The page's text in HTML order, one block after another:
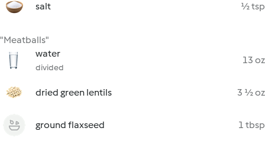
salt ½ tsp
"Meatballs"
water
divided
13 oz
dried green lentils 3 ½ oz
ground flaxseed 1 tbsp